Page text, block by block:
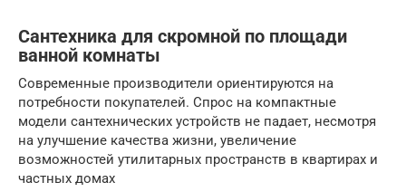
Сантехника для скромной по площади
ванной комнаты
Современные производители ориентируются на
потребности покупателей. Спрос на компактные
модели сантехнических устройств не падает, несмотря
на улучшение качества жизни, увеличение
возможностей утилитарных пространств в квартирах и
частных домах